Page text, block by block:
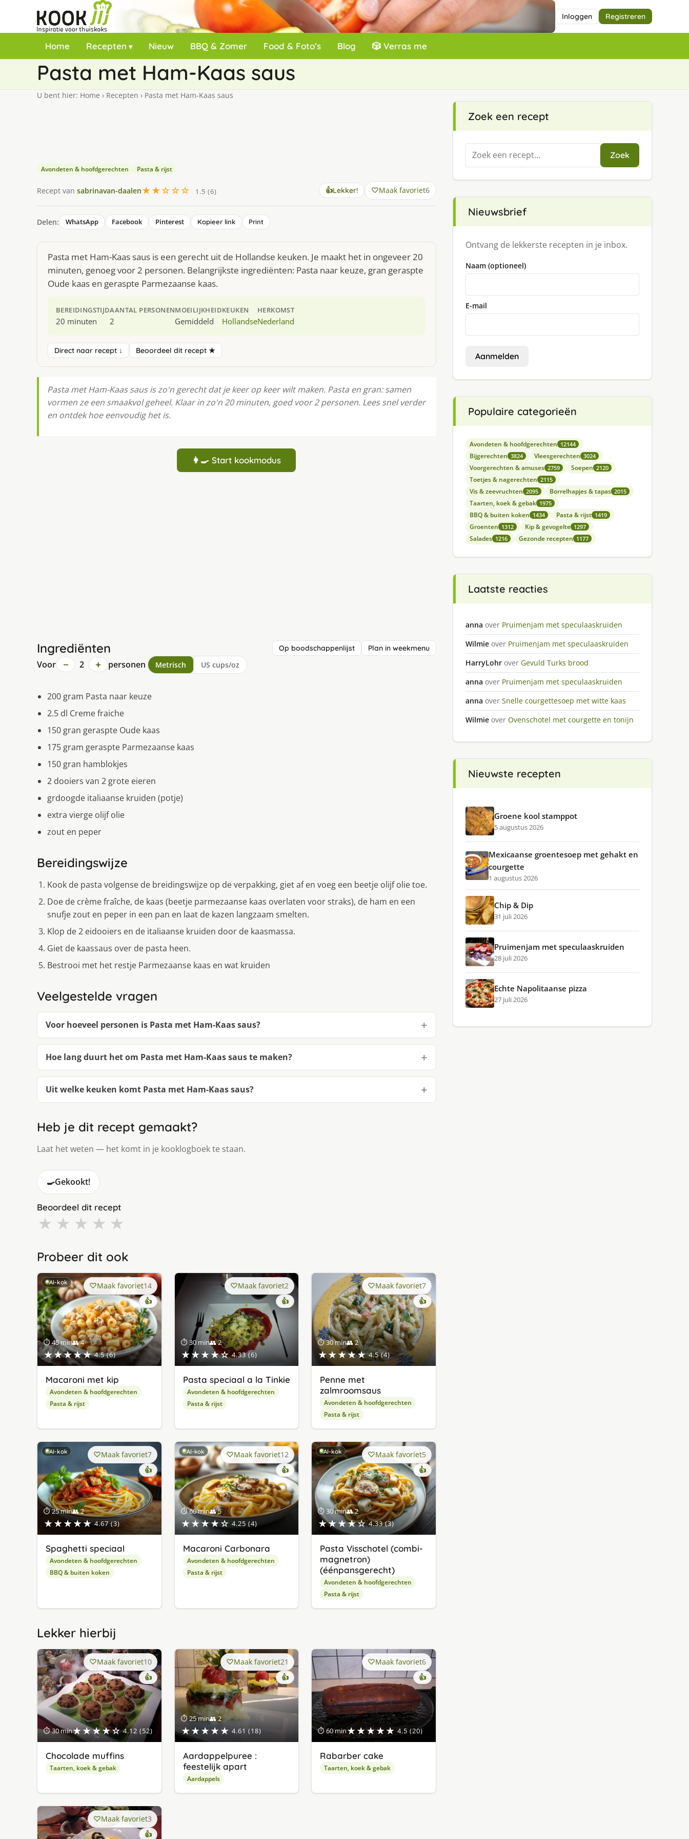
Inloggen Registreren
Home Recepten Nieuw BBQ & Zomer Food & Foto’s Blog 🎲 Verras me
Pasta met Ham-Kaas saus
U bent hier: Home › Recepten › Pasta met Ham-Kaas saus
Avondeten & hoofdgerechten Pasta & rijst
Recept van sabrinavan-daalen★★☆☆☆ 1.5 (6) 👍Lekker! Maak favoriet6
Delen: WhatsApp Facebook Pinterest Kopieer link Print
Pasta met Ham-Kaas saus is een gerecht uit de Hollandse keuken. Je maakt het in ongeveer 20
minuten, genoeg voor 2 personen. Belangrijkste ingrediënten: Pasta naar keuze, gran geraspte
Oude kaas en geraspte Parmezaanse kaas.
BEREIDINGSTIJD
20 minuten
AANTAL PERSONEN
2
MOEILIJKHEID
Gemiddeld
KEUKEN
Hollandse
HERKOMST
Nederland
Direct naar recept ↓ Beoordeel dit recept ★
Pasta met Ham-Kaas saus is zo'n gerecht dat je keer op keer wilt maken. Pasta en gran: samen
vormen ze een smaakvol geheel. Klaar in zo'n 20 minuten, goed voor 2 personen. Lees snel verder
en ontdek hoe eenvoudig het is.
👩‍🍳 Start kookmodus
Ingrediënten Op boodschappenlijst Plan in weekmenu
Voor − 2 + personen Metrisch US cups/oz
200 gram Pasta naar keuze
2.5 dl Creme fraiche
150 gran geraspte Oude kaas
175 gram geraspte Parmezaanse kaas
150 gran hamblokjes
2 dooiers van 2 grote eieren
grdoogde italiaanse kruiden (potje)
extra vierge olijf olie
zout en peper
Bereidingswijze
Kook de pasta volgense de breidingswijze op de verpakking, giet af en voeg een beetje olijf olie toe.
Doe de crème fraîche, de kaas (beetje parmezaanse kaas overlaten voor straks), de ham en een
snufje zout en peper in een pan en laat de kazen langzaam smelten.
Klop de 2 eidooiers en de italiaanse kruiden door de kaasmassa.
Giet de kaassaus over de pasta heen.
Bestrooi met het restje Parmezaanse kaas en wat kruiden
Veelgestelde vragen
Voor hoeveel personen is Pasta met Ham-Kaas saus?
Hoe lang duurt het om Pasta met Ham-Kaas saus te maken?
Uit welke keuken komt Pasta met Ham-Kaas saus?
Heb je dit recept gemaakt?
Laat het weten — het komt in je kooklogboek te staan.
🍳Gekookt!
Beoordeel dit recept
★ ★ ★ ★ ★
Probeer dit ook
AI-kok
⏱ 45 min👥 4
★★★★★ 4.5 (6)
Maak favoriet14
👍
Macaroni met kip
Avondeten & hoofdgerechten
Pasta & rijst
⏱ 30 min👥 2
★★★★☆ 4.33 (6)
Maak favoriet2
👍
Pasta speciaal a la Tinkie
Avondeten & hoofdgerechten
Pasta & rijst
⏱ 30 min👥 2
★★★★★ 4.5 (4)
Maak favoriet7
👍
Penne met
zalmroomsaus
Avondeten & hoofdgerechten
Pasta & rijst
AI-kok
⏱ 25 min👥 2
★★★★★ 4.67 (3)
Maak favoriet7
👍
Spaghetti speciaal
Avondeten & hoofdgerechten
BBQ & buiten koken
AI-kok
⏱ 60 min👥 5
★★★★☆ 4.25 (4)
Maak favoriet12
👍
Macaroni Carbonara
Avondeten & hoofdgerechten
Pasta & rijst
AI-kok
⏱ 30 min👥 2
★★★★☆ 4.33 (3)
Maak favoriet5
👍
Pasta Visschotel (combi-
magnetron)
(éénpansgerecht)
Avondeten & hoofdgerechten
Pasta & rijst
Lekker hierbij
⏱ 30 min★★★★☆ 4.12 (52)
Maak favoriet10
👍
Chocolade muffins
Taarten, koek & gebak
⏱ 25 min👥 2
★★★★★ 4.61 (18)
Maak favoriet21
👍
Aardappelpuree :
feestelijk apart
Aardappels
⏱ 60 min★★★★★ 4.5 (20)
Maak favoriet6
👍
Rabarber cake
Taarten, koek & gebak
Maak favoriet3
👍
Zoek een recept
Zoeken
naar:
Zoek
Nieuwsbrief
Ontvang de lekkerste recepten in je inbox.
Naam (optioneel)
E-mail
Aanmelden
Populaire categorieën
Avondeten & hoofdgerechten 12144
Bijgerechten 3824 Vleesgerechten 3024
Voorgerechten & amuses 2759 Soepen 2120
Toetjes & nagerechten 2115
Vis & zeevruchten 2095 Borrelhapjes & tapas 2015
Taarten, koek & gebak 1975
BBQ & buiten koken 1434 Pasta & rijst 1419
Groenten 1312 Kip & gevogelte 1297
Salades 1216 Gezonde recepten 1177
Laatste reacties
anna over Pruimenjam met speculaaskruiden
Wilmie over Pruimenjam met speculaaskruiden
HarryLohr over Gevuld Turks brood
anna over Pruimenjam met speculaaskruiden
anna over Snelle courgettesoep met witte kaas
Wilmie over Ovenschotel met courgette en tonijn
Nieuwste recepten
Groene kool stamppot
5 augustus 2026
Mexicaanse groentesoep met gehakt en
courgette
1 augustus 2026
Chip & Dip
31 juli 2026
Pruimenjam met speculaaskruiden
28 juli 2026
Echte Napolitaanse pizza
27 juli 2026